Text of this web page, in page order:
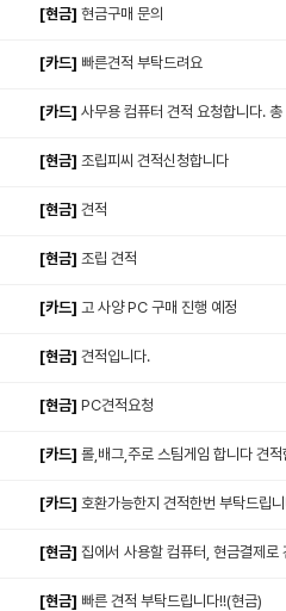
[현금] 현금구매 문의
[카드] 빠른견적 부탁드려요
[카드] 사무용 컴퓨터 견적 요청합니다.
[현금] 조립피씨 견적신청합니다
[현금] 견적
[현금] 조립 견적
[카드] 고 사양 PC 구매 진행 예정
[현금] 견적입니다.
[현금] PC견적요청
[카드] 롤,배그,주로 스팀게임 합니다 견
[카드] 호환가능한지 견적한번 부탁드립
[현금] 집에서 사용할 컴퓨터, 현금결제로
[현금] 빠른 견적 부탁드립니다!!(현금)